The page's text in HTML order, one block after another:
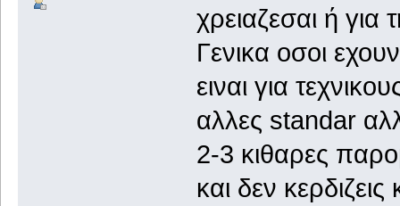
χρειαζεσαι ή
Γενικα οσοι
ειναι για
αλλες standar
2-3 κιθαρες
και δεν